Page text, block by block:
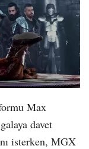
Max
davet
isterken, MGX